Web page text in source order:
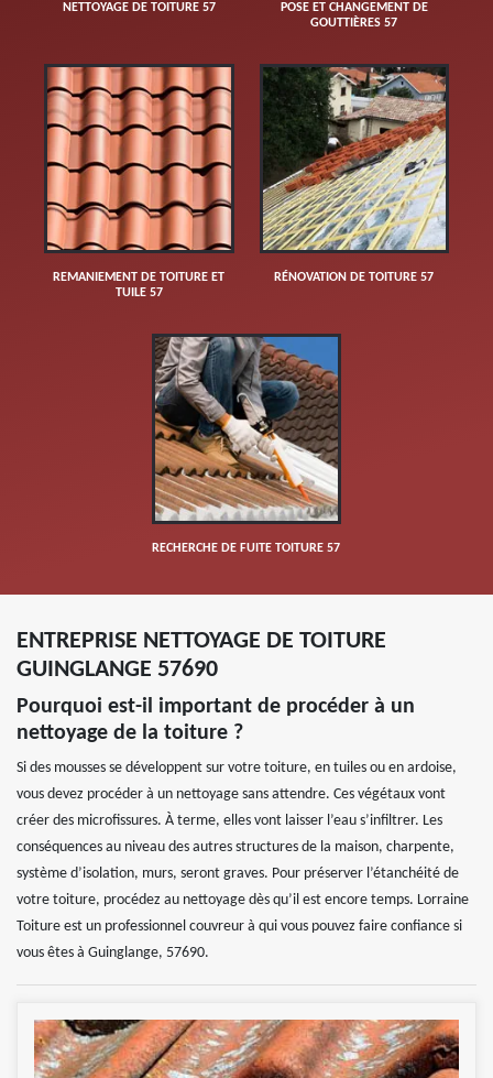
NETTOYAGE DE TOITURE 57
POSE ET CHANGEMENT DE
GOUTTIÈRES 57
REMANIEMENT DE TOITURE ET
TUILE 57
RÉNOVATION DE TOITURE 57
RECHERCHE DE FUITE TOITURE 57
ENTREPRISE NETTOYAGE DE TOITURE
GUINGLANGE 57690
Pourquoi est-il important de procéder à un
nettoyage de la toiture ?
Si des mousses se développent sur votre toiture, en tuiles ou en ardoise,
vous devez procéder à un nettoyage sans attendre. Ces végétaux vont
créer des microfissures. À terme, elles vont laisser l’eau s’infiltrer. Les
conséquences au niveau des autres structures de la maison, charpente,
système d’isolation, murs, seront graves. Pour préserver l’étanchéité de
votre toiture, procédez au nettoyage dès qu’il est encore temps. Lorraine
Toiture est un professionnel couvreur à qui vous pouvez faire confiance si
vous êtes à Guinglange, 57690.